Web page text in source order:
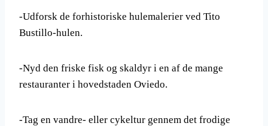
-Udforsk de forhistoriske hulemalerier ved Tito
Bustillo-hulen.
-Nyd den friske fisk og skaldyr i en af de mange
restauranter i hovedstaden Oviedo.
-Tag en vandre- eller cykeltur gennem det frodige